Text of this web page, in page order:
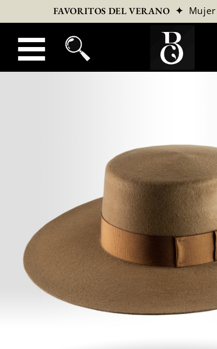
FAVORITOS DEL VERANO ✦ Mujer